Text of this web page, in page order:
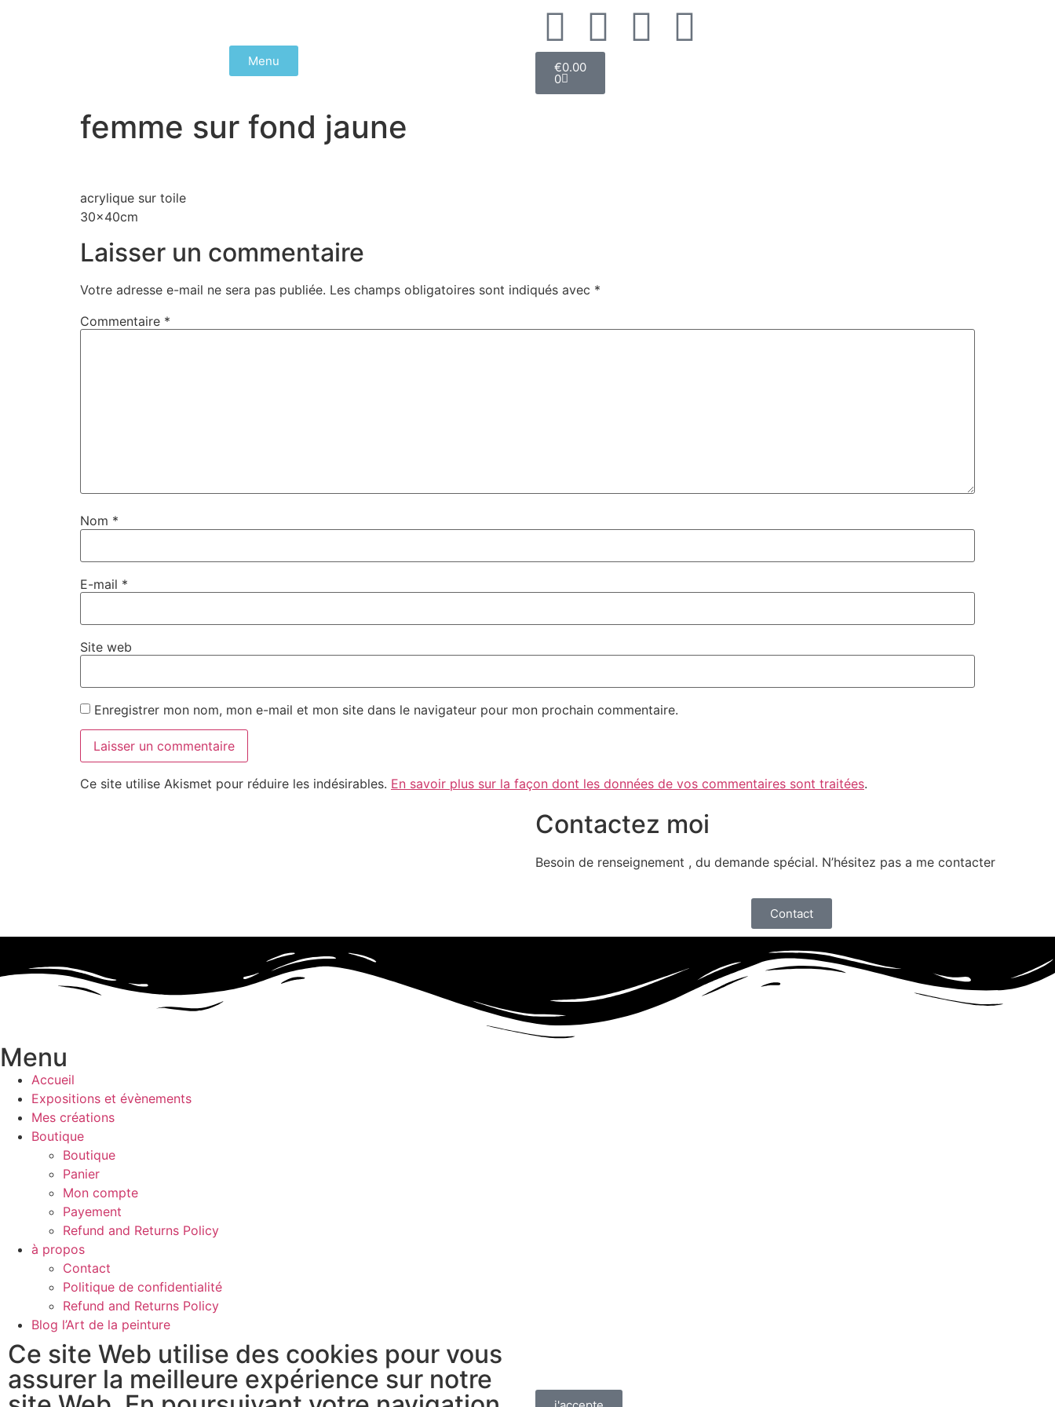
Menu €0.00
0
femme sur fond jaune
acrylique sur toile
30x40cm
Laisser un commentaire
Votre adresse e-mail ne sera pas publiée. Les champs obligatoires sont indiqués avec *
Commentaire *
Nom *
E-mail *
Site web
Enregistrer mon nom, mon e-mail et mon site dans le navigateur pour mon prochain commentaire.
Ce site utilise Akismet pour réduire les indésirables. En savoir plus sur la façon dont les données de vos commentaires sont traitées.
Contactez moi
Besoin de renseignement , du demande spécial. N’hésitez pas a me contacter
Contact
Menu
Accueil
Expositions et évènements
Mes créations
Boutique
Boutique
Panier
Mon compte
Payement
Refund and Returns Policy
à propos
Contact
Politique de confidentialité
Refund and Returns Policy
Blog l’Art de la peinture
Ce site Web utilise des cookies pour vous
assurer la meilleure expérience sur notre